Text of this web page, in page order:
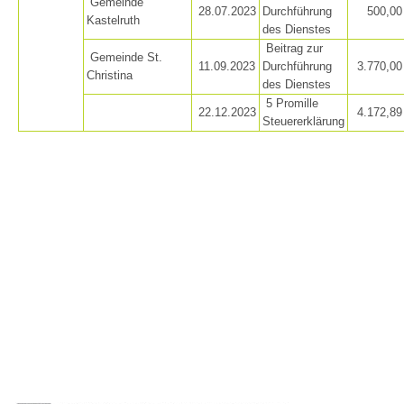
Kastelruth
28.07.2023 Durchführung
des Dienstes
500,00
Gemeinde St.
Christina
11.09.2023
Beitrag zur
Durchführung
des Dienstes
3.770,00
22.12.2023
5 Promille
Steuererklärung
4.172,89